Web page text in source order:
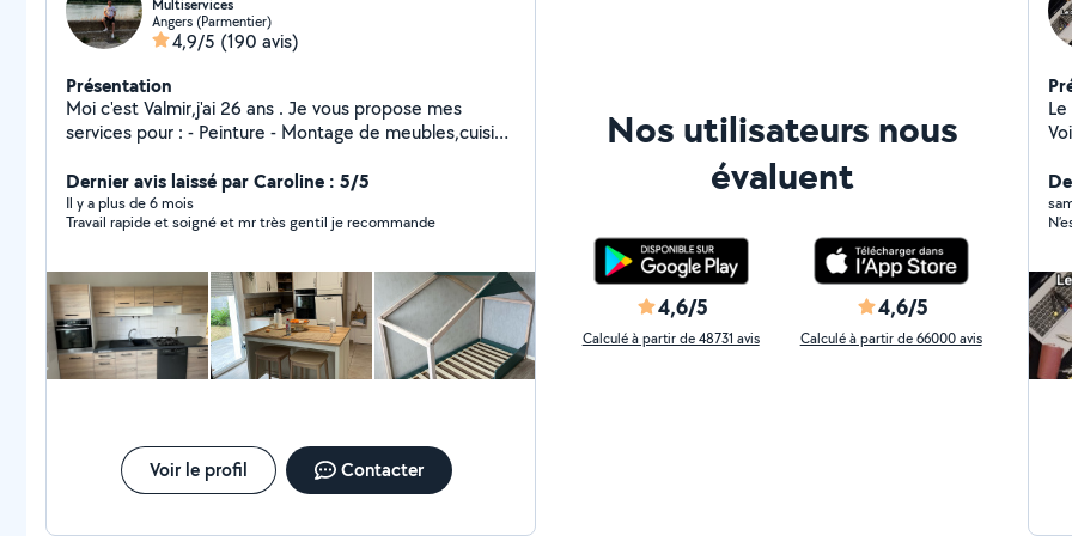
Multiservices
Angers (Parmentier)
4,9/5 (190 avis)
Présentation
Moi c'est Valmir,j'ai 26 ans . Je vous propose mes
services pour : - Peinture - Montage de meubles,cuisine
Débarras,vide maison,garage,grenieres.. - Livraison de
colis et tout type de meubles - Évacuation et mise en
déchèterie Je suis équipe de sangles , couverture
contacter ,je me ferais plaisir de répondre à vos
questions. À bientôt Valmir !
Dernier avis laissé par Caroline : 5/5
Il y a plus de 6 mois
Travail rapide et soigné et mr très gentil je recommande
Voir le profil Contacter
Nos utilisateurs nous
évaluent
4,6/5
Calculé à partir de 48731 avis
4,6/5
Calculé à partir de 66000 avis
plus
et